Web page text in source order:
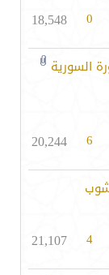
0
18,548
السورية
6
20,244
4
21,107